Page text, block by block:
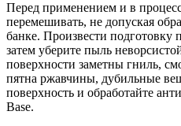
Перед применением и в
перемешивать, не допуская
банке. Произвести подготовку
затем уберите пыль
поверхности заметны гниль,
пятна ржавчины, дубильные
поверхность и обработайте
Base.